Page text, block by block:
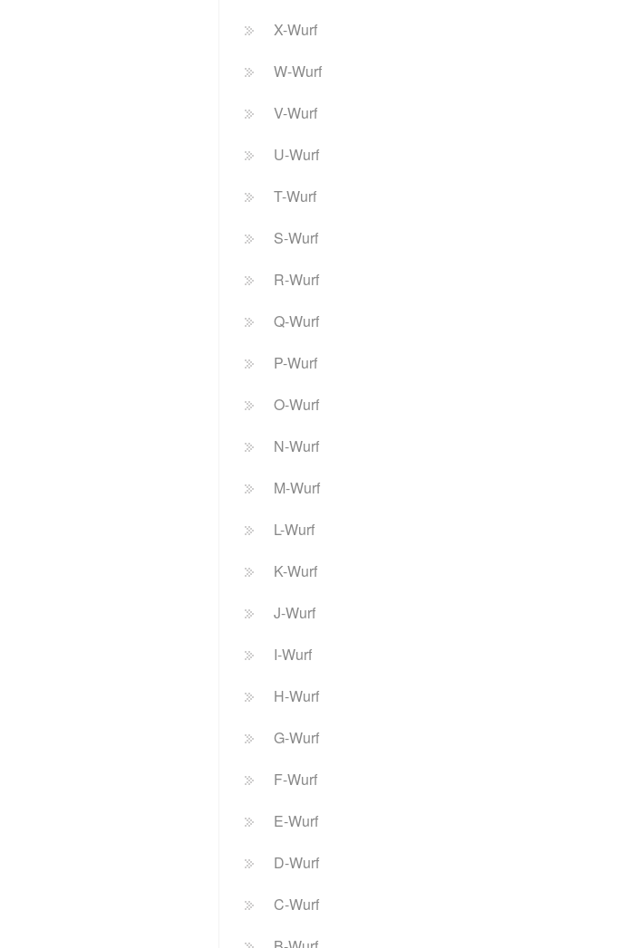
X-Wurf
W-Wurf
V-Wurf
U-Wurf
T-Wurf
S-Wurf
R-Wurf
Q-Wurf
P-Wurf
O-Wurf
N-Wurf
M-Wurf
L-Wurf
K-Wurf
J-Wurf
I-Wurf
H-Wurf
G-Wurf
F-Wurf
E-Wurf
D-Wurf
C-Wurf